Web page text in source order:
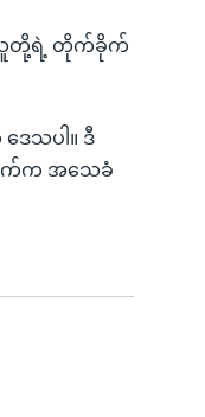
သူတို့ရဲ့ တိုက်ခိုက်
ေသပါ။ ဒီ
က်က အသေခံ